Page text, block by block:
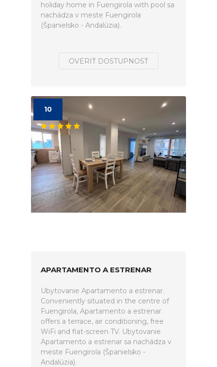
holiday home in Fuengirola with pool sa
nachádza v meste Fuengirola
(Španielsko - Andalúzia).
OVERIŤ DOSTUPNOSŤ
10
APARTAMENTO A ESTRENAR
Ubytovanie Apartamento a estrenar.
Conveniently situated in the centre of
Fuengirola, Apartamento a estrenar
offers a terrace, air conditioning, free
WiFi and flat-screen TV. Ubytovanie
Apartamento a estrenar sa nachádza v
meste Fuengirola (Španielsko -
Andalúzia).